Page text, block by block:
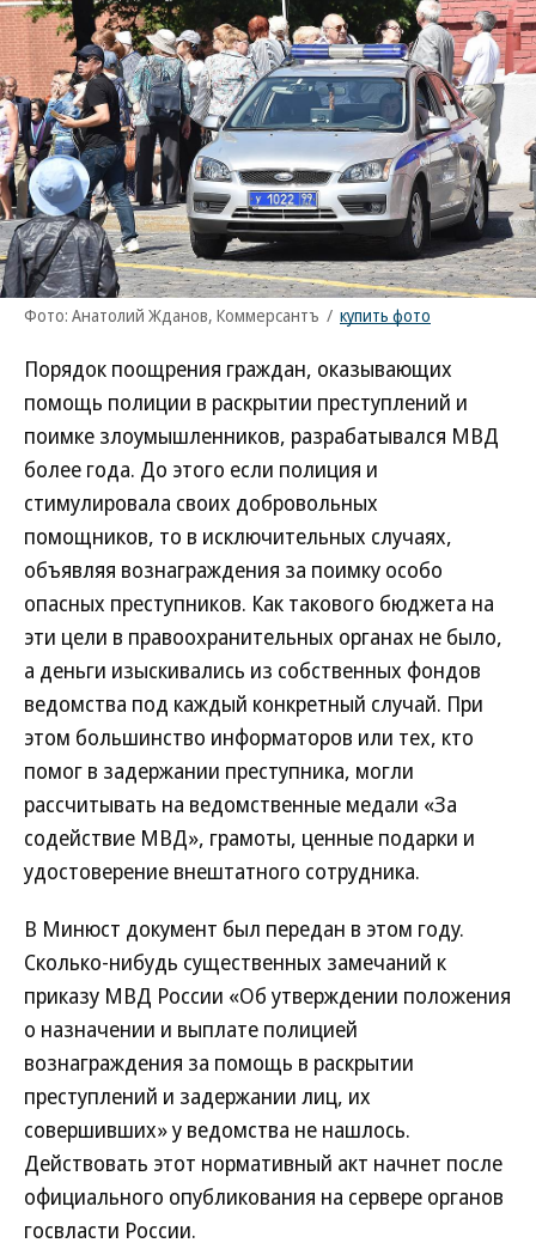
Фото: Анатолий Жданов, Коммерсантъ / купить фото
Порядок поощрения граждан, оказывающих
помощь полиции в раскрытии преступлений и
поимке злоумышленников, разрабатывался МВД
более года. До этого если полиция и
стимулировала своих добровольных
помощников, то в исключительных случаях,
объявляя вознаграждения за поимку особо
опасных преступников. Как такового бюджета на
эти цели в правоохранительных органах не было,
а деньги изыскивались из собственных фондов
ведомства под каждый конкретный случай. При
этом большинство информаторов или тех, кто
помог в задержании преступника, могли
рассчитывать на ведомственные медали «За
содействие МВД», грамоты, ценные подарки и
удостоверение внештатного сотрудника.
В Минюст документ был передан в этом году.
Сколько-нибудь существенных замечаний к
приказу МВД России «Об утверждении положения
о назначении и выплате полицией
вознаграждения за помощь в раскрытии
преступлений и задержании лиц, их
совершивших» у ведомства не нашлось.
Действовать этот нормативный акт начнет после
официального опубликования на сервере органов
госвласти России.